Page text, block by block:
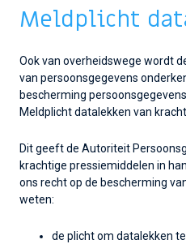
Meldplicht
Ook van overheidswege wordt
van persoonsgegevens
bescherming
Meldplicht datalekken van
Dit geeft de Autoriteit
krachtige pressiemiddelen in
ons recht op de bescherming
weten:
de plicht om datalekken